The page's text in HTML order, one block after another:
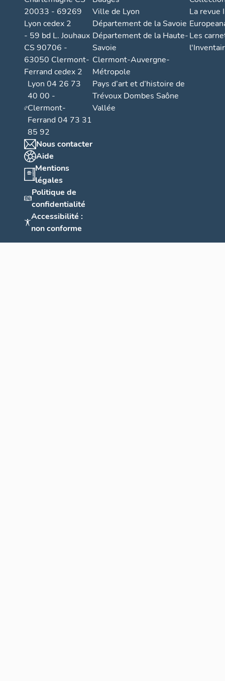
20033 - 69269
Lyon cedex 2
- 59 bd L. Jouhaux
CS 90706 -
63050 Clermont-
Ferrand cedex 2
Lyon 04 26 73
40 00 -
Clermont-
Ferrand 04 73 31
85 92
Nous contacter
Aide
Mentions
légales
Politique de
confidentialité
Accessibilité :
non conforme
Ville de Lyon
Département de la Savoie
Département de la Haute-
Savoie
Clermont-Auvergne-
Métropole
Pays d’art et d’histoire de
Trévoux Dombes Saône
Vallée
La revue
Les